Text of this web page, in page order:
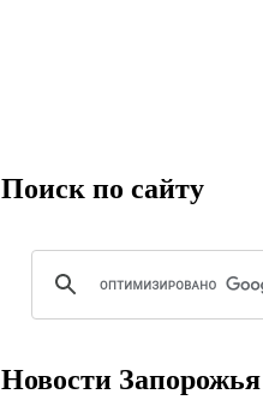
Поиск по сайту
Новости Запорожья